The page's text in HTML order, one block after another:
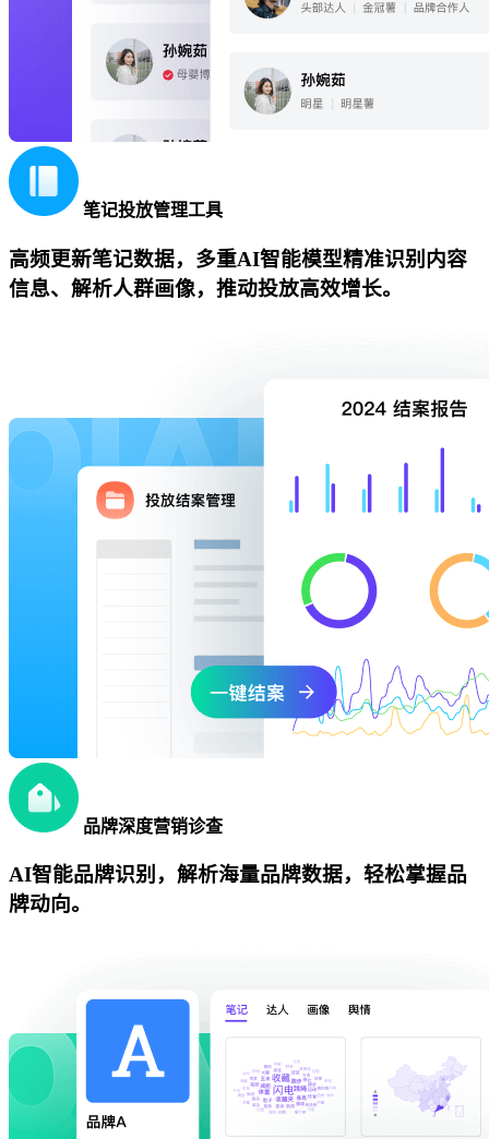
笔记投放管理工具
高频更新笔记数据，多重AI智能模型精准识别内容
信息、解析人群画像，推动投放高效增长。
品牌深度营销诊查
AI智能品牌识别，解析海量品牌数据，轻松掌握品
牌动向。